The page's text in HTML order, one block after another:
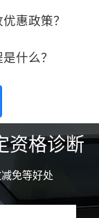
惠政策？
什么？
资格诊断
免等好处